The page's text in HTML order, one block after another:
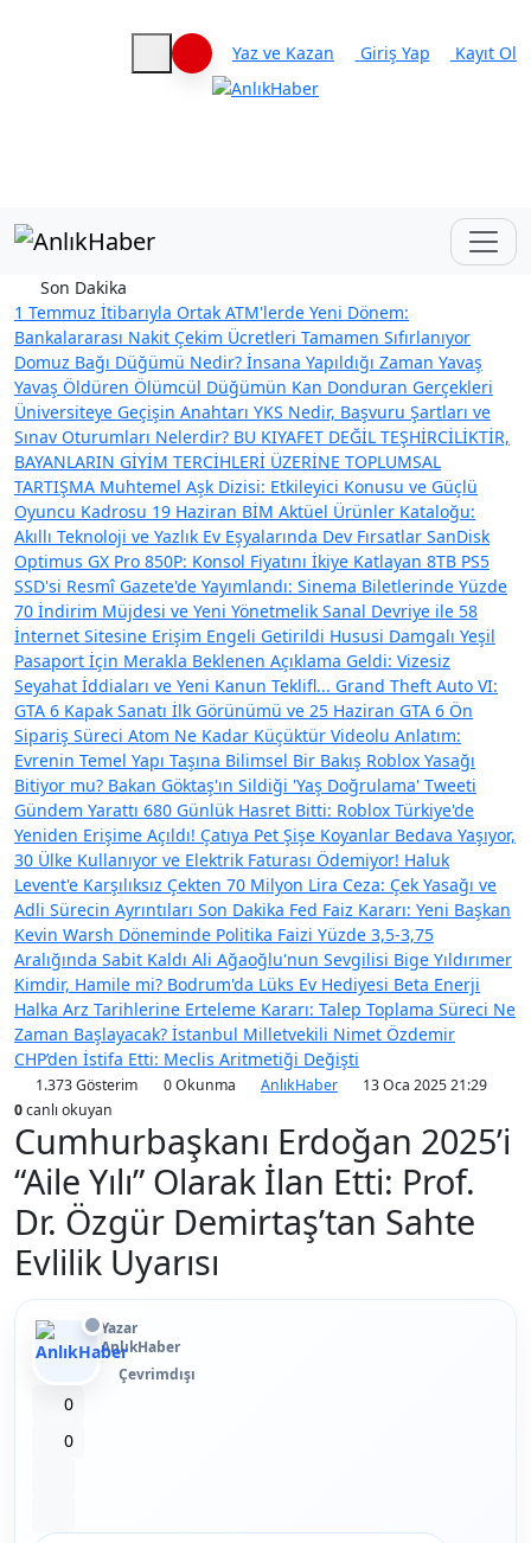
Haberleri keşfet
Yaz ve Kazan Giriş Yap Kayıt Ol
Son Dakika
1 Temmuz İtibarıyla Ortak ATM'lerde Yeni Dönem:
Bankalararası Nakit Çekim Ücretleri Tamamen Sıfırlanıyor
Domuz Bağı Düğümü Nedir? İnsana Yapıldığı Zaman Yavaş
Yavaş Öldüren Ölümcül Düğümün Kan Donduran Gerçekleri
Üniversiteye Geçişin Anahtarı YKS Nedir, Başvuru Şartları ve
Sınav Oturumları Nelerdir? BU KIYAFET DEĞİL TEŞHİRCİLİKTİR,
BAYANLARIN GİYİM TERCİHLERİ ÜZERİNE TOPLUMSAL
TARTIŞMA Muhtemel Aşk Dizisi: Etkileyici Konusu ve Güçlü
Oyuncu Kadrosu 19 Haziran BİM Aktüel Ürünler Kataloğu:
Akıllı Teknoloji ve Yazlık Ev Eşyalarında Dev Fırsatlar SanDisk
Optimus GX Pro 850P: Konsol Fiyatını İkiye Katlayan 8TB PS5
SSD'si Resmî Gazete'de Yayımlandı: Sinema Biletlerinde Yüzde
70 İndirim Müjdesi ve Yeni Yönetmelik Sanal Devriye ile 58
İnternet Sitesine Erişim Engeli Getirildi Hususi Damgalı Yeşil
Pasaport İçin Merakla Beklenen Açıklama Geldi: Vizesiz
Seyahat İddiaları ve Yeni Kanun Teklifl... Grand Theft Auto VI:
GTA 6 Kapak Sanatı İlk Görünümü ve 25 Haziran GTA 6 Ön
Sipariş Süreci Atom Ne Kadar Küçüktür Videolu Anlatım:
Evrenin Temel Yapı Taşına Bilimsel Bir Bakış Roblox Yasağı
Bitiyor mu? Bakan Göktaş'ın Sildiği 'Yaş Doğrulama' Tweeti
Gündem Yarattı 680 Günlük Hasret Bitti: Roblox Türkiye'de
Yeniden Erişime Açıldı! Çatıya Pet Şişe Koyanlar Bedava Yaşıyor,
30 Ülke Kullanıyor ve Elektrik Faturası Ödemiyor! Haluk
Levent'e Karşılıksız Çekten 70 Milyon Lira Ceza: Çek Yasağı ve
Adli Sürecin Ayrıntıları Son Dakika Fed Faiz Kararı: Yeni Başkan
Kevin Warsh Döneminde Politika Faizi Yüzde 3,5-3,75
Aralığında Sabit Kaldı Ali Ağaoğlu'nun Sevgilisi Bige Yıldırımer
Kimdir, Hamile mi? Bodrum'da Lüks Ev Hediyesi Beta Enerji
Halka Arz Tarihlerine Erteleme Kararı: Talep Toplama Süreci Ne
Zaman Başlayacak? İstanbul Milletvekili Nimet Özdemir
CHP’den İstifa Etti: Meclis Aritmetiği Değişti
1.373 Gösterim 0 Okunma AnlıkHaber
13 Oca 2025 21:29
0canlı okuyan
Cumhurbaşkanı Erdoğan 2025’i
“Aile Yılı” Olarak İlan Etti: Prof.
Dr. Özgür Demirtaş’tan Sahte
Evlilik Uyarısı
Yazar
AnlıkHaber
Çevrimdışı
Beğen
0
Beğenmeme
0